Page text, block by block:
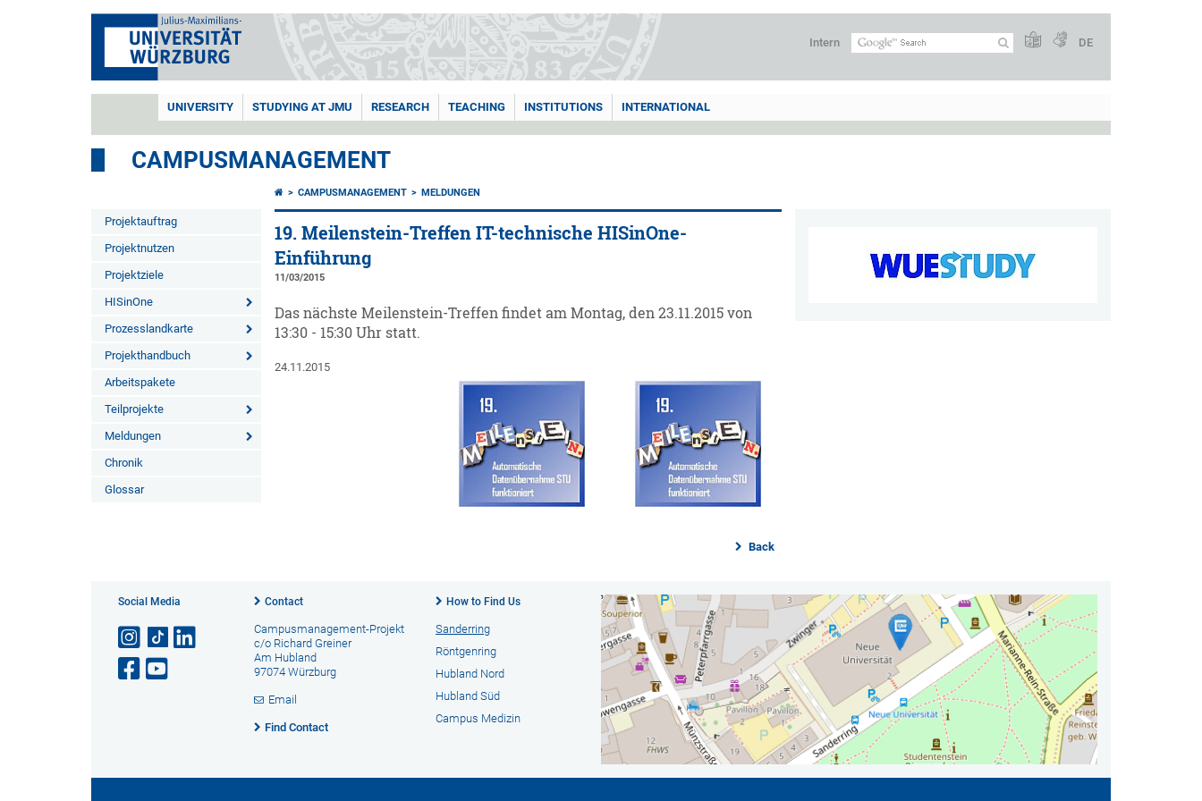
Intern DE
UNIVERSITY STUDYING AT JMU RESEARCH TEACHING INSTITUTIONS INTERNATIONAL
CAMPUSMANAGEMENT
Projektauftrag
Projektnutzen
Projektziele
HISinOne
Prozesslandkarte
Projekthandbuch
Arbeitspakete
Teilprojekte
Meldungen
Chronik
Glossar
CAMPUSMANAGEMENT MELDUNGEN
19. Meilenstein-Treffen IT-technische HISinOne-
Einführung
11/03/2015
Das nächste Meilenstein-Treffen findet am Montag, den 23.11.2015 von
13:30 - 15:30 Uhr statt.
24.11.2015
Back
Social Media Contact
Campusmanagement-Projekt
c/o Richard Greiner
Am Hubland
97074 Würzburg
Email
Find Contact
How to Find Us
Sanderring
Röntgenring
Hubland Nord
Hubland Süd
Campus Medizin